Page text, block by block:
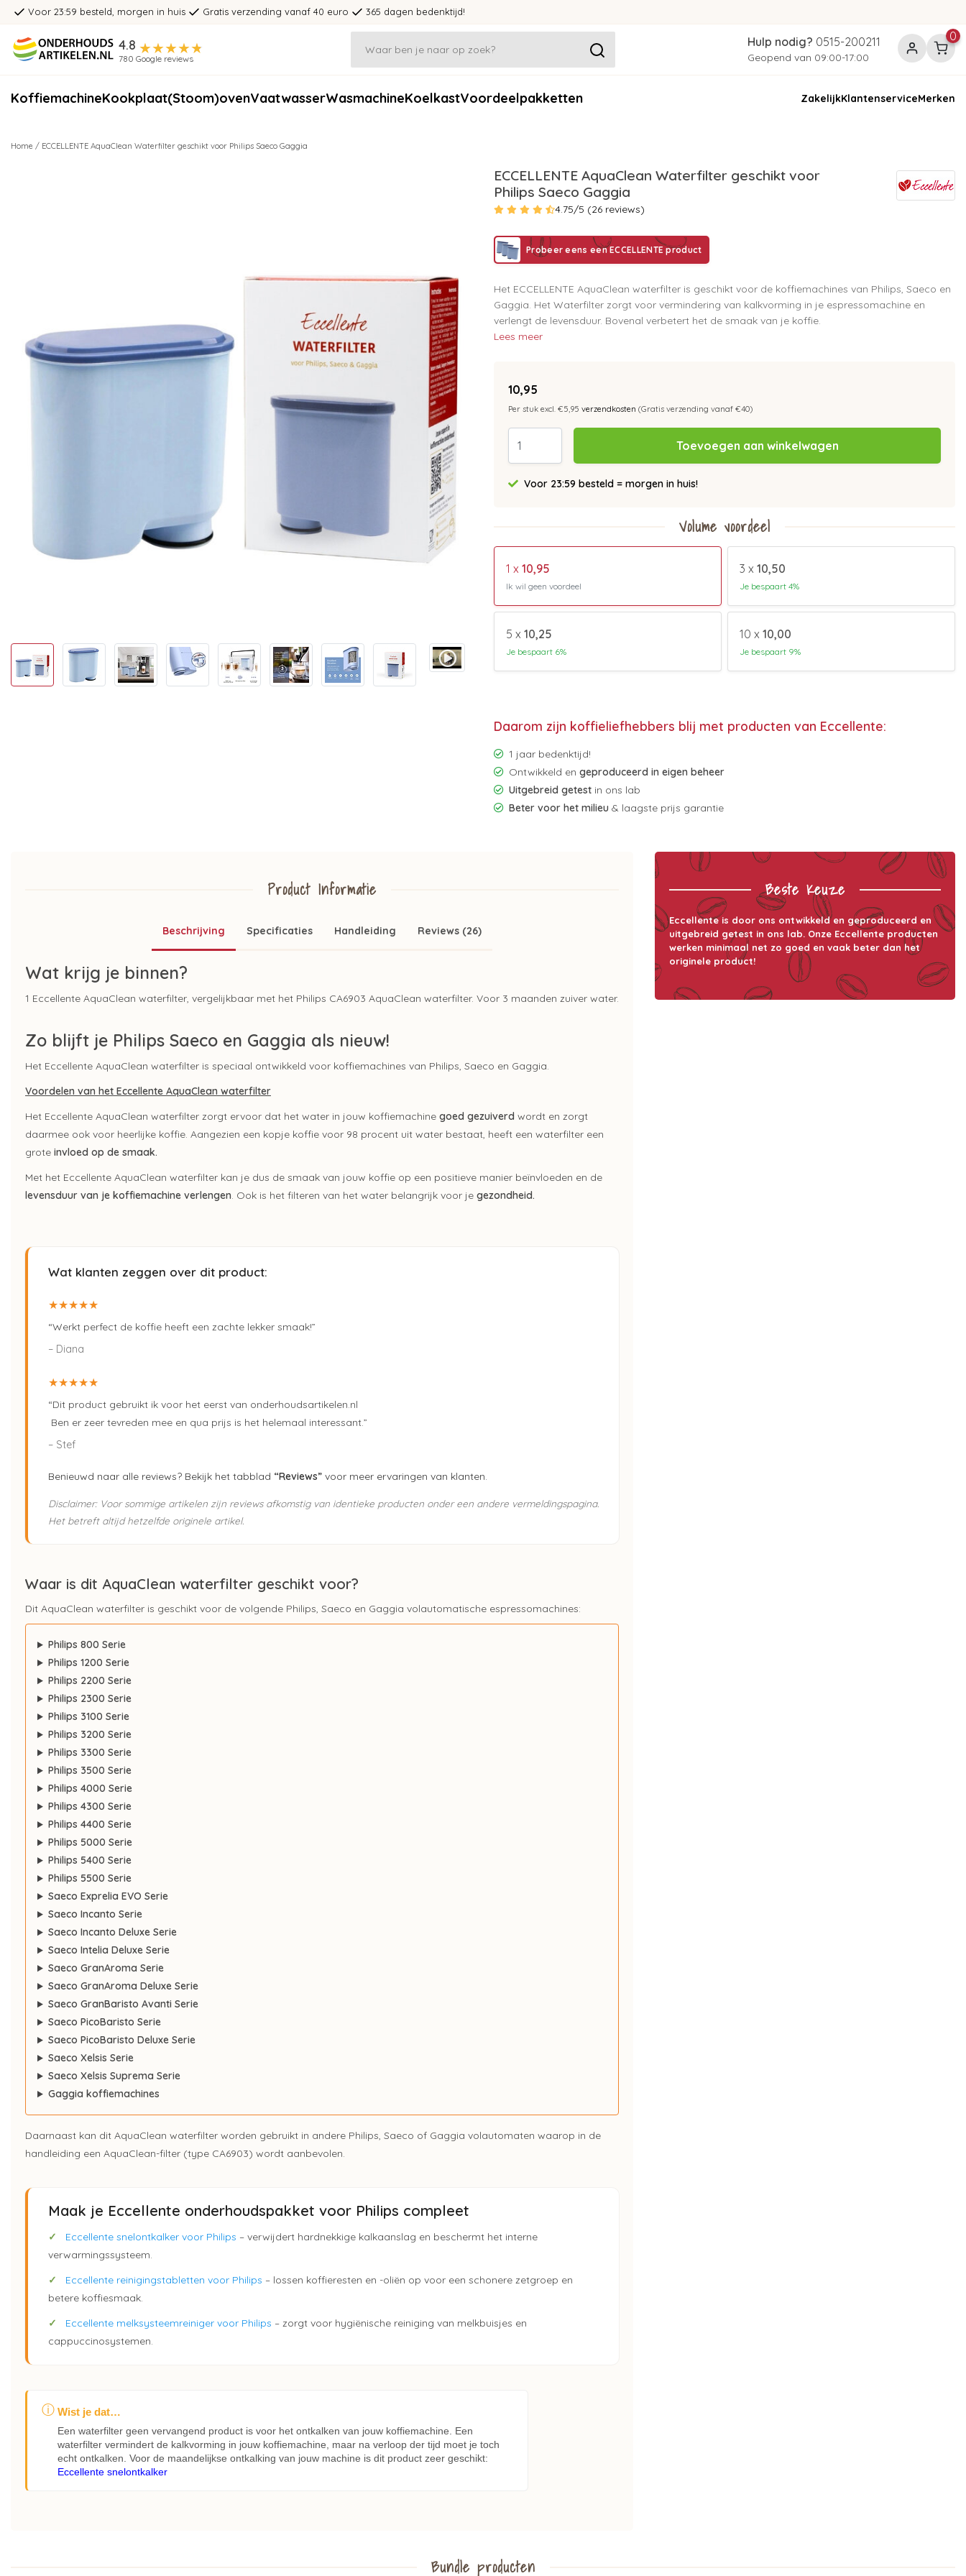
Voor 23:59 besteld, morgen in huis Gratis verzending vanaf 40 euro 365 dagen bedenktijd!
4.8
780 Google reviews
Hulp nodig? 0515-200211
Geopend van 09:00-17:00
0
KoffiemachineKookplaat(Stoom)ovenVaatwasserWasmachineKoelkastVoordeelpakketten ZakelijkKlantenserviceMerken
Home / ECCELLENTE AquaClean Waterfilter geschikt voor Philips Saeco Gaggia
ECCELLENTE AquaClean Waterfilter geschikt voor
Philips Saeco Gaggia
4.75/5 (26 reviews)
Probeer eens een ECCELLENTE product
Het ECCELLENTE AquaClean waterfilter is geschikt voor de koffiemachines van Philips, Saeco en
Gaggia. Het Waterfilter zorgt voor vermindering van kalkvorming in je espressomachine en
verlengt de levensduur. Bovenal verbetert het de smaak van je koffie.
Lees meer
10,95
Per stuk excl. €5,95 verzendkosten (Gratis verzending vanaf €40)
Toevoegen aan winkelwagen
Voor 23:59 besteld = morgen in huis!
Volume voordeel
1 x 10,95
Ik wil geen voordeel
3 x 10,50
Je bespaart 4%
5 x 10,25
Je bespaart 6%
10 x 10,00
Je bespaart 9%
Daarom zijn koffieliefhebbers blij met producten van Eccellente:
1 jaar bedenktijd!
Ontwikkeld en geproduceerd in eigen beheer
Uitgebreid getest in ons lab
Beter voor het milieu & laagste prijs garantie
Beste Keuze
Eccellente is door ons ontwikkeld en geproduceerd en
uitgebreid getest in ons lab. Onze Eccellente producten
werken minimaal net zo goed en vaak beter dan het
originele product!
Product Informatie
Beschrijving Specificaties Handleiding Reviews (26)
Wat krijg je binnen?
1 Eccellente AquaClean waterfilter, vergelijkbaar met het Philips CA6903 AquaClean waterfilter. Voor 3 maanden zuiver water.
Zo blijft je Philips Saeco en Gaggia als nieuw!
Het Eccellente AquaClean waterfilter is speciaal ontwikkeld voor koffiemachines van Philips, Saeco en Gaggia.
Voordelen van het Eccellente AquaClean waterfilter
Het Eccellente AquaClean waterfilter zorgt ervoor dat het water in jouw koffiemachine goed gezuiverd wordt en zorgt
daarmee ook voor heerlijke koffie. Aangezien een kopje koffie voor 98 procent uit water bestaat, heeft een waterfilter een
grote invloed op de smaak.
Met het Eccellente AquaClean waterfilter kan je dus de smaak van jouw koffie op een positieve manier beïnvloeden en de
levensduur van je koffiemachine verlengen. Ook is het filteren van het water belangrijk voor je gezondheid.
Wat klanten zeggen over dit product:
★★★★★
“Werkt perfect de koffie heeft een zachte lekker smaak!”
– Diana
★★★★★
“Dit product gebruikt ik voor het eerst van onderhoudsartikelen.nl
Ben er zeer tevreden mee en qua prijs is het helemaal interessant.”
– Stef
Benieuwd naar alle reviews? Bekijk het tabblad “Reviews” voor meer ervaringen van klanten.
Disclaimer: Voor sommige artikelen zijn reviews afkomstig van identieke producten onder een andere vermeldingspagina.
Het betreft altijd hetzelfde originele artikel.
Waar is dit AquaClean waterfilter geschikt voor?
Dit AquaClean waterfilter is geschikt voor de volgende Philips, Saeco en Gaggia volautomatische espressomachines:
Philips 800 Serie
Philips 1200 Serie
Philips 2200 Serie
Philips 2300 Serie
Philips 3100 Serie
Philips 3200 Serie
Philips 3300 Serie
Philips 3500 Serie
Philips 4000 Serie
Philips 4300 Serie
Philips 4400 Serie
Philips 5000 Serie
Philips 5400 Serie
Philips 5500 Serie
Saeco Exprelia EVO Serie
Saeco Incanto Serie
Saeco Incanto Deluxe Serie
Saeco Intelia Deluxe Serie
Saeco GranAroma Serie
Saeco GranAroma Deluxe Serie
Saeco GranBaristo Avanti Serie
Saeco PicoBaristo Serie
Saeco PicoBaristo Deluxe Serie
Saeco Xelsis Serie
Saeco Xelsis Suprema Serie
Gaggia koffiemachines
Daarnaast kan dit AquaClean waterfilter worden gebruikt in andere Philips, Saeco of Gaggia volautomaten waarop in de
handleiding een AquaClean-filter (type CA6903) wordt aanbevolen.
Maak je Eccellente onderhoudspakket voor Philips compleet
✓ Eccellente snelontkalker voor Philips – verwijdert hardnekkige kalkaanslag en beschermt het interne
verwarmingssysteem.
✓
Eccellente reinigingstabletten voor Philips – lossen koffieresten en -oliën op voor een schonere zetgroep en
betere koffiesmaak.
✓
Eccellente melksysteemreiniger voor Philips – zorgt voor hygiënische reiniging van melkbuisjes en
cappuccinosystemen.
ⓘ Wist je dat…
Een waterfilter geen vervangend product is voor het ontkalken van jouw koffiemachine. Een
waterfilter vermindert de kalkvorming in jouw koffiemachine, maar na verloop der tijd moet je toch
echt ontkalken. Voor de maandelijkse ontkalking van jouw machine is dit product zeer geschikt:
Eccellente snelontkalker
Bundle producten